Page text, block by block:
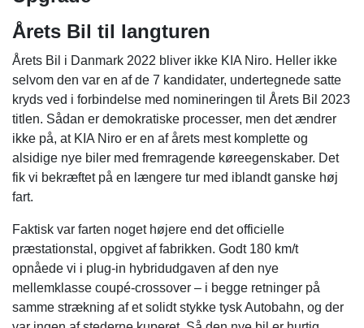
Årets Bil til langturen
Årets Bil i Danmark 2022 bliver ikke KIA Niro. Heller ikke
selvom den var en af de 7 kandidater, undertegnede satte
kryds ved i forbindelse med nomineringen til Årets Bil 2023
titlen. Sådan er demokratiske processer, men det ændrer
ikke på, at KIA Niro er en af årets mest komplette og
alsidige nye biler med fremragende køreegenskaber. Det
fik vi bekræftet på en længere tur med iblandt ganske høj
fart.
Faktisk var farten noget højere end det officielle
præstationstal, opgivet af fabrikken. Godt 180 km/t
opnåede vi i plug-in hybridudgaven af den nye
mellemklasse coupé-crossover – i begge retninger på
samme strækning af et solidt stykke tysk Autobahn, og der